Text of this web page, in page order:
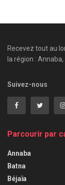
Recevez tout au
la région : Annaba,
Suivez-nous
Parcourir par
Annaba
Batna
Béjaïa